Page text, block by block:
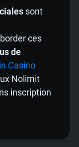
sont
ces
de
Casino
Nolimit
inscription